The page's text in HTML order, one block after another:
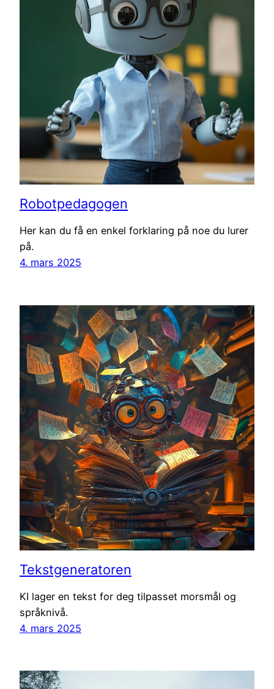
Robotpedagogen
Her kan du få en enkel forklaring på noe du lurer
på.
4. mars 2025
Tekstgeneratoren
KI lager en tekst for deg tilpasset morsmål og
språknivå.
4. mars 2025